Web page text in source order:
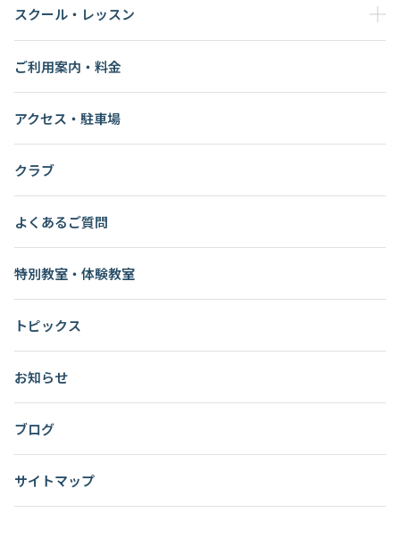
スクール・レッスン
ご利用案内・料金
アクセス・駐車場
クラブ
よくあるご質問
特別教室・体験教室
トピックス
お知らせ
ブログ
サイトマップ